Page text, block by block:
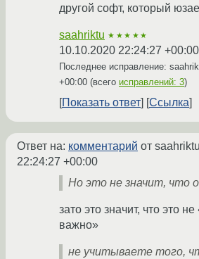
другой софт, который
saahriktu ★★★★★
10.10.2020 22:24:27 +00:00
Последнее исправление:
+00:00 (всего исправлений: 3)
Показать ответ Ссылка
Ответ на: комментарий от saahriktu
22:24:27 +00:00
Но это не значит, что
зато это значит, что это
важно»
не учитываете того,